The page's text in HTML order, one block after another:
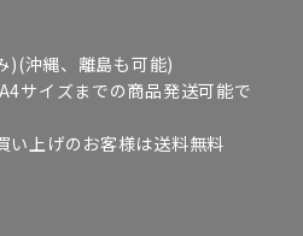
)(沖縄、離島も可能)
サイズまでの商品発送可能で
い上げのお客様は送料無料